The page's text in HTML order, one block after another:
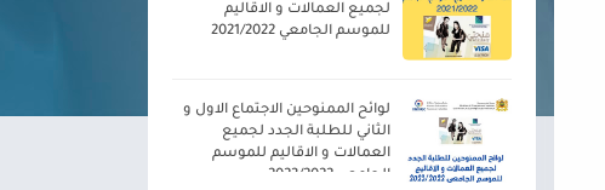
لجميع العمالات و الاقاليم
للموسم الجامعي 2021/2022
لوائح الممنوحين الاجتماع الاول و
الثاني للطلبة الجدد لجميع
العمالات و الاقاليم للموسم
الجامعي 2023/2022